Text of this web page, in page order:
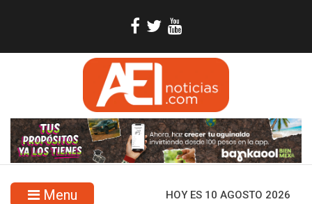
Menu HOY ES 10 AGOSTO 2026